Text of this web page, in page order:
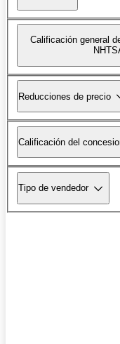
Calificación general
Reducciones de precio
Calificación del
Tipo de vendedor